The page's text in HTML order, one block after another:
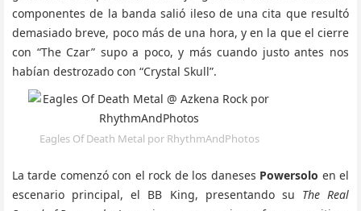
componentes de la banda salió ileso de una cita que resultó
demasiado breve, poco más de una hora, y en la que el cierre
con “The Czar” supo a poco, y más cuando justo antes nos
habían destrozado con “Crystal Skull”.
Eagles Of Death Metal por RhythmAndPhotos
La tarde comenzó con el rock de los daneses Powersolo en el
escenario principal, el BB King, presentando su The Real